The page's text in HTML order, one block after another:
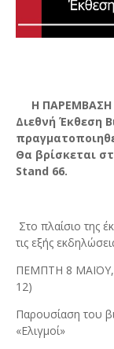
Η ΠΑΡΕΜΒΑΣΗ
Διεθνή Έκθεση
Θα βρίσκεται
Stand 66.
Στο πλαίσιο της
τις εξής
ΠΕΜΠΤΗ 8
12)
Παρουσίαση του
«Ελιγμοί»